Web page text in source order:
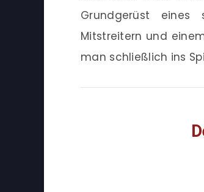
Grundgerüst eines
Mitstreitern und
man schließlich ins